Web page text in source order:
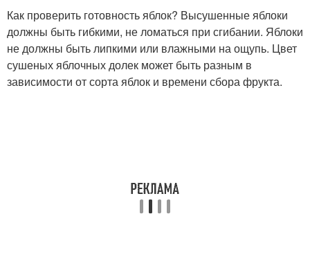
Как проверить готовность яблок? Высушенные яблоки
должны быть гибкими, не ломаться при сгибании. Яблоки
не должны быть липкими или влажными на ощупь. Цвет
сушеных яблочных долек может быть разным в
зависимости от сорта яблок и времени сбора фрукта.